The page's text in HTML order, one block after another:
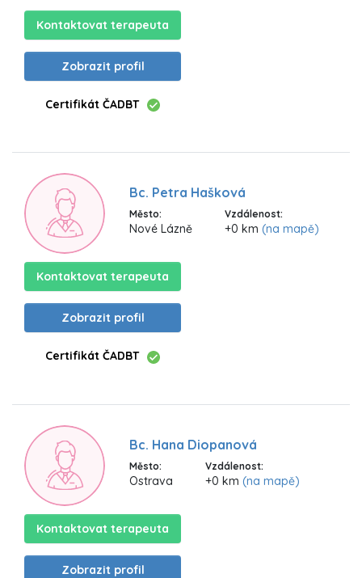
Kontaktovat terapeuta
Zobrazit profil
Certifikát ČADBT
Bc. Petra Hašková
Město:
Nové Lázně
Vzdálenost:
+0 km (na mapě)
Kontaktovat terapeuta
Zobrazit profil
Certifikát ČADBT
Bc. Hana Diopanová
Město:
Ostrava
Vzdálenost:
+0 km (na mapě)
Kontaktovat terapeuta
Zobrazit profil